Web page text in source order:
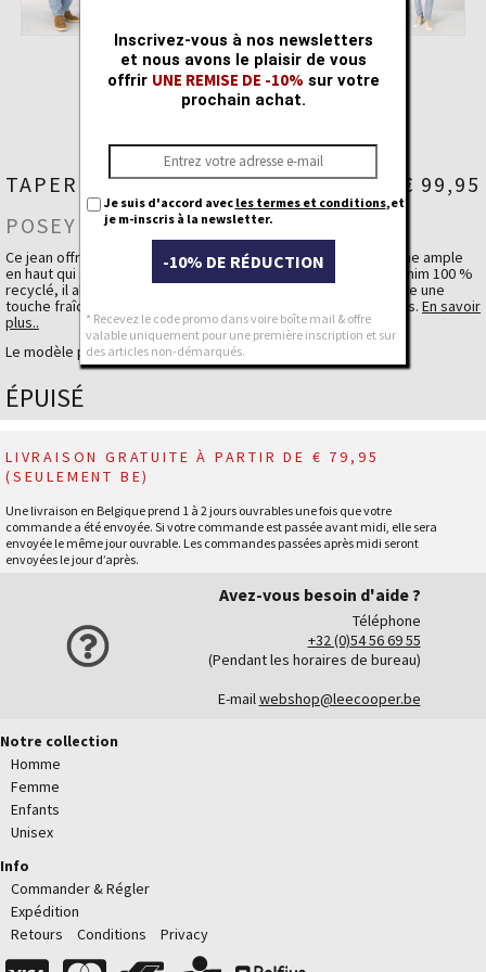
TAPERED COMFORT FIT CESAR
€ 99,95
POSEY FADED BLUE
Ce jean offre une coupe tapered décontractée, avec une forme ample
en haut qui se resserre vers les chevilles. Confectionné en denim 100 %
recyclé, il allie durabilité et style. Le lavage clair estival apporte une
touche fraîche et moderne, parfaite pour les journées chaudes. En savoir
plus..
Cet article fait partie de notre Positive Collection.
Tapered Comfort Fit - Medium waist
Détails du tissu
cotton recyclé
68 %
Elasthanne
1 %
Le modèle porte la taille 32 longueur 32.
ÉPUISÉ
LIVRAISON GRATUITE À PARTIR DE € 79,95
(SEULEMENT BE)
Une livraison en Belgique prend 1 à 2 jours ouvrables une fois que votre
commande a été envoyée. Si votre commande est passée avant midi, elle sera
envoyée le même jour ouvrable. Les commandes passées après midi seront
envoyées le jour d’après.
Avez-vous besoin d'aide ?
Téléphone
+32 (0)54 56 69 55
(Pendant les horaires de bureau)
E-mailwebshop@leecooper.be
Notre collection
Homme
Femme
Enfants
Unisex
Info
Commander & Régler
Expédition
Retours
Conditions Privacy
Inscrivez-vous à nos newsletters
et nous avons le plaisir de vous
offrir UNE REMISE DE -10% sur votre
prochain achat.
Je suis d'accord avec les termes et conditions,et
je m-inscris à la newsletter.
-10% DE RÉDUCTION
* Recevez le code promo dans voire boîte mail & offre
valable uniquement pour une première inscription et sur
des articles non-démarqués.